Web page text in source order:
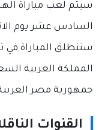
سيتم لعب مباراة
ستنطلق المباراة في
المملكة العربية
جمهورية مصر
القنوات